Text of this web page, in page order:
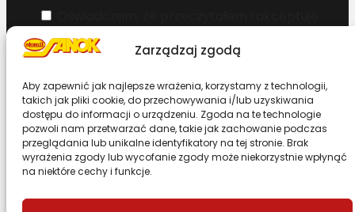
Zarządzaj zgodą
Aby zapewnić jak najlepsze wrażenia, korzystamy z technologii,
takich jak pliki cookie, do przechowywania i/lub uzyskiwania
dostępu do informacji o urządzeniu. Zgoda na te technologie
pozwoli nam przetwarzać dane, takie jak zachowanie podczas
przeglądania lub unikalne identyfikatory na tej stronie. Brak
wyrażenia zgody lub wycofanie zgody może niekorzystnie wpłynąć
na niektóre cechy i funkcje.
warunki korzystania z serwisu
Design & Code by Foxstudio.eu
Przewiń stronę do góry